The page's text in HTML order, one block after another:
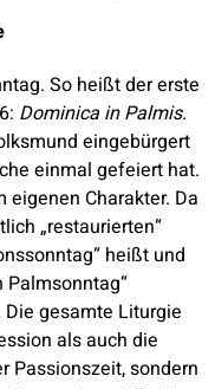
So heißt der erste
Dominica in Palmis.
eingebürgert
einmal gefeiert hat.
eigenen Charakter. Da
„restaurierten“
heißt und
Palmsonntag“
Die gesamte Liturgie
als auch die
Passionszeit, sondern